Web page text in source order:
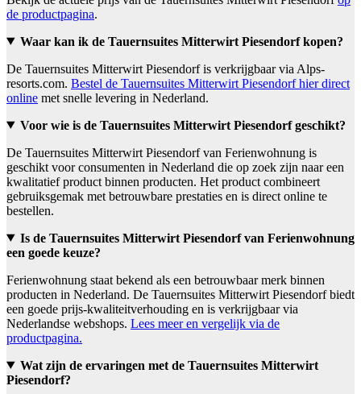
de productpagina.
Waar kan ik de Tauernsuites Mitterwirt Piesendorf kopen?
De Tauernsuites Mitterwirt Piesendorf is verkrijgbaar via Alps-
resorts.com. Bestel de Tauernsuites Mitterwirt Piesendorf hier direct
online met snelle levering in Nederland.
Voor wie is de Tauernsuites Mitterwirt Piesendorf geschikt?
De Tauernsuites Mitterwirt Piesendorf van Ferienwohnung is
geschikt voor consumenten in Nederland die op zoek zijn naar een
kwalitatief product binnen producten. Het product combineert
gebruiksgemak met betrouwbare prestaties en is direct online te
bestellen.
Is de Tauernsuites Mitterwirt Piesendorf van Ferienwohnung
een goede keuze?
Ferienwohnung staat bekend als een betrouwbaar merk binnen
producten in Nederland. De Tauernsuites Mitterwirt Piesendorf biedt
een goede prijs-kwaliteitverhouding en is verkrijgbaar via
Nederlandse webshops. Lees meer en vergelijk via de
productpagina.
Wat zijn de ervaringen met de Tauernsuites Mitterwirt
Piesendorf?